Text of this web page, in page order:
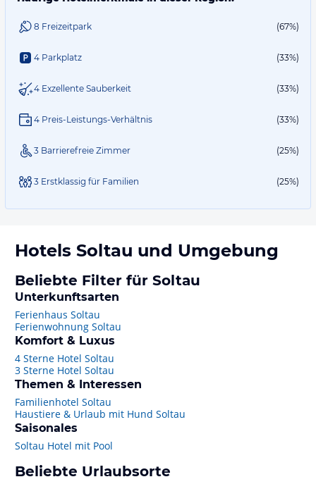
8 Freizeitpark (67%)
4 Parkplatz (33%)
4 Exzellente Sauberkeit (33%)
4 Preis-Leistungs-Verhältnis (33%)
3 Barrierefreie Zimmer (25%)
3 Erstklassig für Familien (25%)
Hotels Soltau und Umgebung
Beliebte Filter für Soltau
Unterkunftsarten
Ferienhaus Soltau
Ferienwohnung Soltau
Komfort & Luxus
4 Sterne Hotel Soltau
3 Sterne Hotel Soltau
Themen & Interessen
Familienhotel Soltau
Haustiere & Urlaub mit Hund Soltau
Saisonales
Soltau Hotel mit Pool
Beliebte Urlaubsorte